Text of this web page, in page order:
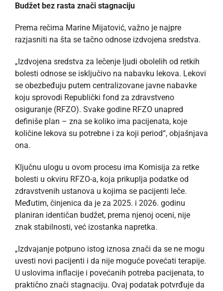
Budžet bez rasta znači stagnaciju
Prema rečima Marine Mijatović, važno je najpre
razjasniti na šta se tačno odnose izdvojena sredstva.
„Izdvojena sredstva za lečenje ljudi obolelih od retkih
bolesti odnose se isključivo na nabavku lekova. Lekovi
se obezbeđuju putem centralizovane javne nabavke
koju sprovodi Republički fond za zdravstveno
osiguranje (RFZO). Svake godine RFZO unapred
definiše plan – zna se koliko ima pacijenata, koje
količine lekova su potrebne i za koji period“, objašnjava
ona.
Ključnu ulogu u ovom procesu ima Komisija za retke
bolesti u okviru RFZO-a, koja prikuplja podatke od
zdravstvenih ustanova u kojima se pacijenti leče.
Međutim, činjenica da je za 2025. i 2026. godinu
planiran identičan budžet, prema njenoj oceni, nije
znak stabilnosti, već izostanka napretka.
„Izdvajanje potpuno istog iznosa znači da se ne mogu
uvesti novi pacijenti i da nije moguće povećati terapije.
U uslovima inflacije i povećanih potreba pacijenata, to
praktično znači stagnaciju. Ovaj podatak potvrđuje da